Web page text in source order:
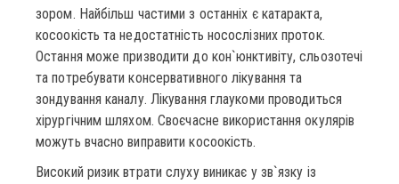
зором. Найбільш частими з останніх є катаракта,
косоокість та недостатність носослізних проток.
Остання може призводити до кон`юнктивіту, сльозотечі
та потребувати консервативного лікування та
зондування каналу. Лікування глаукоми проводиться
хірургічним шляхом. Своєчасне використання окулярів
можуть вчасно виправити косоокість.
Високий ризик втрати слуху виникає у зв`язку із